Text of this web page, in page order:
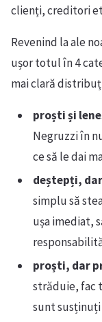
clienți, creditori
Revenind la ale
ușor totul în 4
mai clară
proști și
Negruzzi în
ce să le dai
deștepți,
simplu să
ușa imediat,
proști, dar
străduie, fac
sunt susținuți